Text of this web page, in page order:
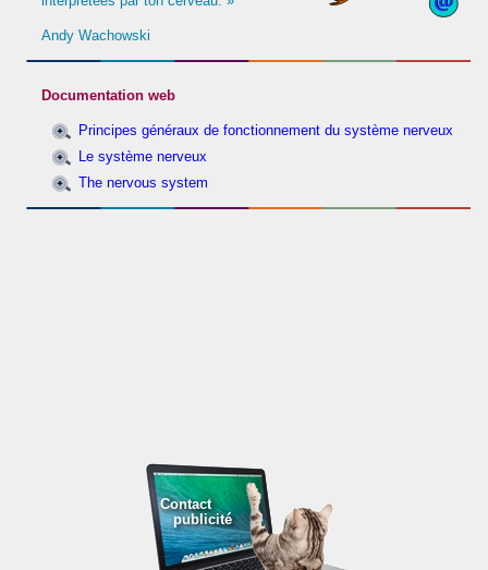
Andy Wachowski
Documentation web
Principes généraux de fonctionnement du système nerveux
Le système nerveux
The nervous system
Contact
publicité